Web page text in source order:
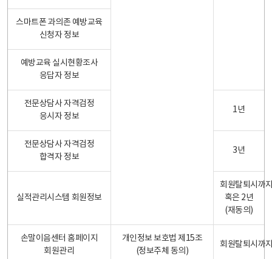
스마트폰 과의존 예방교육
신청자 정보
예방교육 실시현황조사
응답자 정보
전문상담사 자격검정
응시자 정보
1년
전문상담사 자격검정
합격자 정보
3년
실적관리시스템 회원정보
회원탈퇴시까
혹은 2년
(재동의)
손말이음센터 홈페이지
회원관리
개인정보 보호법 제15조
(정보주체 동의)
회원탈퇴시까